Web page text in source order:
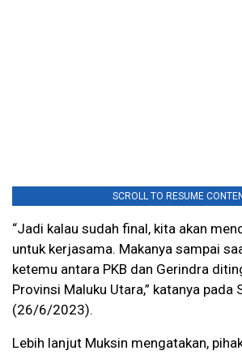
SCROLL TO RESUME
“Jadi kalau sudah final, kita akan
untuk kerjasama. Makanya sampai
ketemu antara PKB dan Gerindra
Provinsi Maluku Utara,” katanya pada
(26/6/2023).
Lebih lanjut Muksin mengatakan,